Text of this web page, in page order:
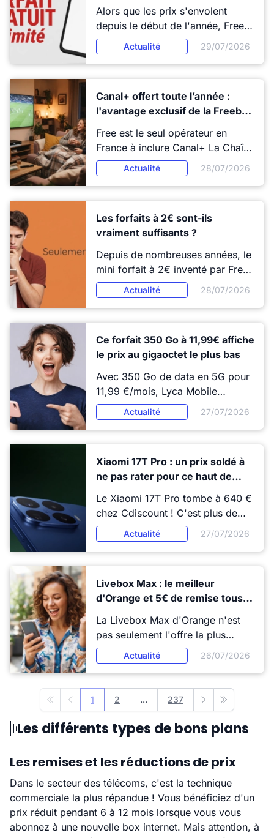
€/mois et compense exactement
la hausse tarifaire récente.
Aucune autre box internet ne
propose cette remise.
Alors que les prix s'envolent
depuis le début de l'année, Free
Mobile continue de chouchouter
certains de ses abonnés en leur
faisant cadeau d'un forfait mobile
Actualité 29/07/2026
Canal+ offert toute l’année :
l'avantage exclusif de la Freebox
Free est le seul opérateur en
France à inclure Canal+ La Chaîne
dans ses offres Freebox sans
surcoût. Et selon la Freebox
souscrite, la durée de cet accès
avec la Freebox Pop et la
Freebox Ultra Essentiel, sans
limite de durée avec la Freebox
Ultra. Un avantage exclusif qui
mérite qu'on s'y attarde.
Actualité 28/07/2026
Les forfaits à 2€ sont-ils
vraiment suffisants ?
Depuis de nombreuses années, le
mini forfait à 2€ inventé par Free
a fait des émules. Au fil des ans, il
s'est même étoffé de nouveaux
services. Mais en 2026, pas sûr
vraiment "rester joignable" !
Actualité 28/07/2026
Ce forfait 350 Go à 11,99€ affiche
le prix au gigaoctet le plus bas
Avec 350 Go de data en 5G pour
11,99 €/mois, Lyca Mobile
propose actuellement l’un des
forfaits les plus généreux du
marché. Mais son principal atout
énorme enveloppe internet.
Actualité 27/07/2026
Xiaomi 17T Pro : un prix soldé à
ne pas rater pour ce haut de
gamme photo ultra véloce !
Le Xiaomi 17T Pro tombe à 640 €
chez Cdiscount ! C'est plus de
250 € sous son prix de
lancement, et un plancher pour ce
haut de gamme photo signé Leica
Actualité 27/07/2026
Livebox Max : le meilleur
d'Orange et 5€ de remise tous
streaming préférées
La Livebox Max d'Orange n'est
pas seulement l'offre la plus
complète de la gamme Livebox.
C'est aussi la seule qui propose
une remise permanente de 5
€/mois sur vos plateformes de
streaming préférées : Netflix,
Disney+, Apple TV+ et Ligue 1+.
Une offre premium qui, selon
s'avérer moins chère qu'elle n'y
paraît.
Actualité 26/07/2026
Première page
Précédent
1 2 ... 237 SuivantDernière
Les différents types de bons plans
Les remises et les réductions de prix
Dans le secteur des télécoms, c'est la technique
commerciale la plus répandue ! Vous bénéficiez d'un
prix réduit pendant 6 à 12 mois lorsque vous vous
abonnez à une nouvelle box internet. Mais attention, à